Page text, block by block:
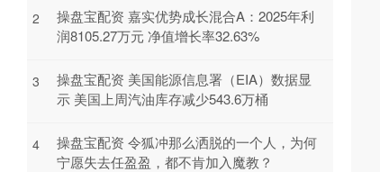
2
操盘宝配资 嘉实优势成长混合A：2025年利
润8105.27万元 净值增长率32.63%
3
操盘宝配资 美国能源信息署（EIA）数据显
示 美国上周汽油库存减少543.6万桶
4
操盘宝配资 令狐冲那么洒脱的一个人，为何
宁愿失去任盈盈，都不肯加入魔教？